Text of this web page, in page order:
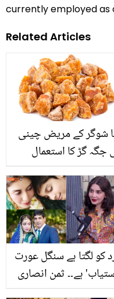
currently employed
Related Articles
شوگر کے مریض چینی
جگہ گڑ کا استعمال
کو لگتا ہے سنگل عورت
ہے۔۔ ثمن انصاری